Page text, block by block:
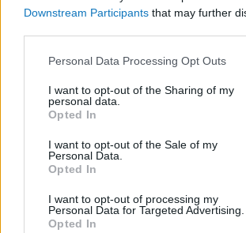
Downstream Participants that may further
Please note that this website/app uses one
not limited to your visit or usage behaviour.
grant or deny consent to Google and its
use your data for below specified purposes
consent section.
Personal Data Processing Opt Outs
I want to opt-out of the Sharing of my
personal data.
Opted In
I want to opt-out of the Sale of my
Personal Data.
Opted In
I want to opt-out of processing my
Personal Data for Targeted Advertising.
Opted In
Óriási figyelmet kapott a magyar
rendelete, amely a fakivágás
meg – rengeteg pontot és érvet
helyzetének értékelése céljából
erdőgazdálkodásának legfőbb…